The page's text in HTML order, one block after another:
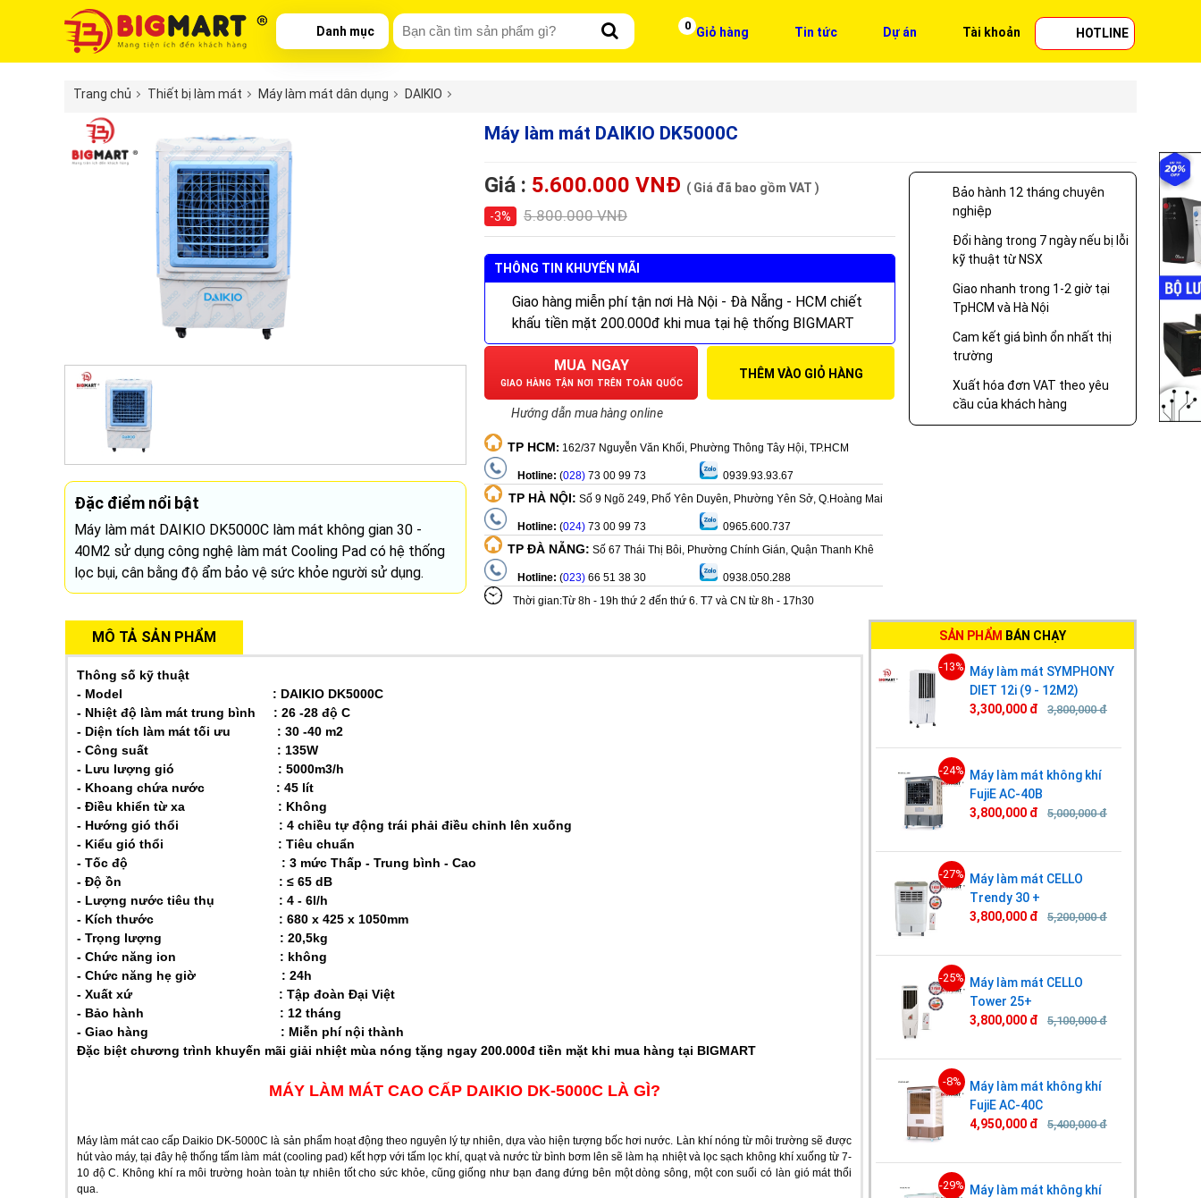
Danh mục 0 Giỏ hàng Tin tức Dự án Tài khoản HOTLINE
Trang chủ Thiết bị làm mát Máy làm mát dân dụng DAIKIO
Đặc điểm nổi bật
Máy làm mát DAIKIO DK5000C làm mát không gian 30 -
40M2 sử dụng công nghệ làm mát Cooling Pad có hệ thống
lọc bụi, cân bằng độ ẩm bảo vệ sức khỏe người sử dụng.
Máy làm mát DAIKIO DK5000C
Giá : 5.600.000 VNĐ ( Giá đã bao gồm VAT )
-3%
5.800.000 VNĐ
THÔNG TIN KHUYẾN MÃI
Giao hàng miễn phí tận nơi Hà Nội - Đà Nẵng - HCM chiết
khấu tiền mặt 200.000đ khi mua tại hệ thống BIGMART
MUA NGAY
GIAO HÀNG TẬN NƠI TRÊN TOÀN QUỐC
THÊM VÀO GIỎ HÀNG
Hướng dẫn mua hàng online
TP HCM: 162/37 Nguyễn Văn Khối, Phường Thông Tây Hội, TP.HCM
Hotline: (028) 73 00 99 73 0939.93.93.67
TP HÀ NỘI: Số 9 Ngõ 249, Phố Yên Duyên, Phường Yên Sở, Q.Hoàng Mai
Hotline: (024) 73 00 99 73 0965.600.737
TP ĐÀ NẴNG: Số 67 Thái Thị Bôi, Phường Chính Gián, Quận Thanh Khê
Hotline: (023) 66 51 38 30
0938.050.288
Thời gian:Từ 8h - 19h thứ 2 đến thứ 6. T7 và CN từ 8h - 17h30
Bảo hành 12 tháng chuyên
nghiệp
Đổi hàng trong 7 ngày nếu bị lỗi
kỹ thuật từ NSX
Giao nhanh trong 1-2 giờ tại
TpHCM và Hà Nội
Cam kết giá bình ổn nhất thị
trường
Xuất hóa đơn VAT theo yêu
cầu của khách hàng
MÔ TẢ SẢN PHẨM
Thông số kỹ thuật
- Model : DAIKIO DK5000C
- Nhiệt độ làm mát trung bình : 26 -28 độ C
- Diện tích làm mát tối ưu : 30 -40 m2
- Công suất : 135W
- Lưu lượng gió : 5000m3/h
- Khoang chứa nước : 45 lít
- Điều khiển từ xa : Không
- Hướng gió thổi : 4 chiều tự động trái phải điều chỉnh lên xuống
- Kiểu gió thổi : Tiêu chuẩn
- Tốc độ : 3 mức Thấp - Trung bình - Cao
- Độ ồn : ≤ 65 dB
- Lượng nước tiêu thụ : 4 - 6l/h
- Kích thước : 680 x 425 x 1050mm
- Trọng lượng : 20,5kg
- Chức năng ion : không
- Chức năng hẹ giờ : 24h
- Xuất xứ : Tập đoàn Đại Việt
- Bảo hành : 12 tháng
- Giao hàng : Miễn phí nội thành
Đặc biệt chương trình khuyến mãi giải nhiệt mùa nóng tặng ngay 200.000đ tiền mặt khi mua hàng tại BIGMART
MÁY LÀM MÁT CAO CẤP DAIKIO DK-5000C LÀ GÌ?
Máy làm mát cao cấp Daikio DK-5000C là sản phẩm hoạt động theo nguyên lý tự nhiên, dựa vào hiện tượng bốc hơi nước. Làn khí nóng từ môi trường sẽ được
hút vào máy, tại đây hệ thống tấm làm mát (cooling pad) kết hợp với tấm lọc khí, quạt và nước từ bình bơm lên sẽ làm hạ nhiệt và lọc sạch không khí xuống từ 7-
10 độ C. Không khí ra môi trường hoàn toàn tự nhiên tốt cho sức khỏe, cũng giống như bạn đang đứng bên một dòng sông, một con suối có làn gió mát thổi
qua.
SẢN PHẨM BÁN CHẠY
-13% Máy làm mát SYMPHONY
DIET 12i (9 - 12M2)
3,300,000 đ
3,800,000 đ
-24% Máy làm mát không khí
FujiE AC-40B
3,800,000 đ
5,000,000 đ
-27% Máy làm mát CELLO
Trendy 30 +
3,800,000 đ
5,200,000 đ
-25% Máy làm mát CELLO
Tower 25+
3,800,000 đ
5,100,000 đ
-8%
Máy làm mát không khí
FujiE AC-40C
4,950,000 đ
5,400,000 đ
-29% Máy làm mát không khí